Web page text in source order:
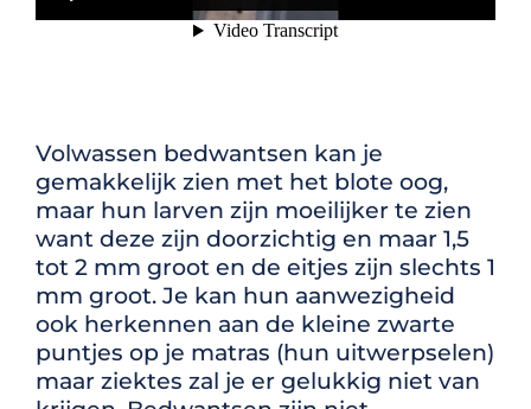
Volwassen bedwantsen kan je
gemakkelijk zien met het blote oog,
maar hun larven zijn moeilijker te zien
want deze zijn doorzichtig en maar 1,5
tot 2 mm groot en de eitjes zijn slechts 1
mm groot. Je kan hun aanwezigheid
ook herkennen aan de kleine zwarte
puntjes op je matras (hun uitwerpselen)
maar ziektes zal je er gelukkig niet van